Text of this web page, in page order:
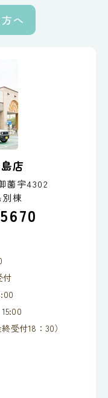
へ
店
薗宇4302
別棟
付
受付18：30）